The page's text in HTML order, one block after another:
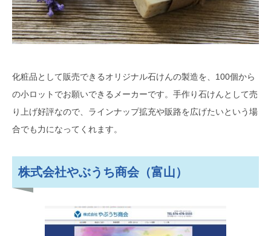
化粧品として販売できるオリジナル石けんの製造を、100個から
の小ロットでお願いできるメーカーです。手作り石けんとして売
り上げ好評なので、ラインナップ拡充や販路を広げたいという場
合でも力になってくれます。
株式会社やぶうち商会（富山）